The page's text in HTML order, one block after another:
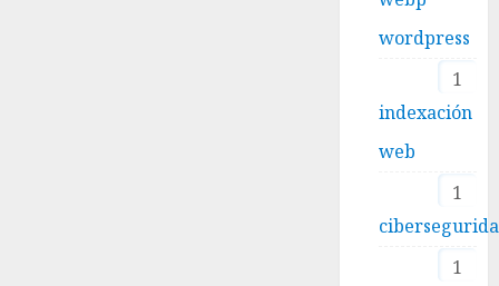
wordpress
1
indexación
web
1
1